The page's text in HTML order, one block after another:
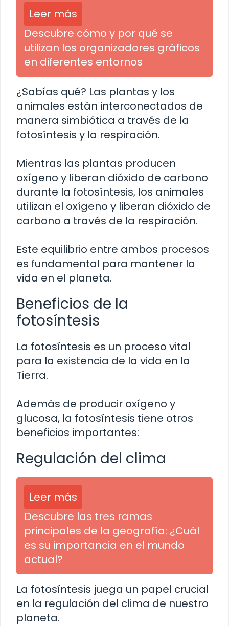
Leer más
Descubre cómo y por qué se
utilizan los organizadores gráficos
en diferentes entornos
¿Sabías qué? Las plantas y los
animales están interconectados de
manera simbiótica a través de la
fotosíntesis y la respiración.
Mientras las plantas producen
oxígeno y liberan dióxido de carbono
durante la fotosíntesis, los animales
utilizan el oxígeno y liberan dióxido de
carbono a través de la respiración.
Este equilibrio entre ambos procesos
es fundamental para mantener la
vida en el planeta.
Beneficios de la
fotosíntesis
La fotosíntesis es un proceso vital
para la existencia de la vida en la
Tierra.
Además de producir oxígeno y
glucosa, la fotosíntesis tiene otros
beneficios importantes:
Regulación del clima
Leer más
Descubre las tres ramas
principales de la geografía: ¿Cuál
es su importancia en el mundo
actual?
La fotosíntesis juega un papel crucial
en la regulación del clima de nuestro
planeta.